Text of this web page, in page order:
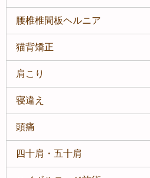
腰椎椎間板ヘルニア
猫背矯正
肩こり
寝違え
頭痛
四十肩・五十肩